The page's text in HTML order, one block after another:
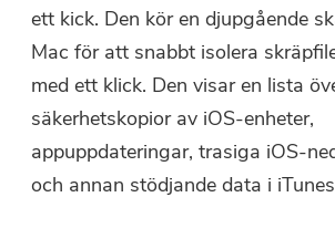
ett kick. Den kör en djupgående
Mac för att snabbt isolera
med ett klick. Den visar en lista
säkerhetskopior av iOS-enheter,
appuppdateringar, trasiga iOS-
och annan stödjande data i